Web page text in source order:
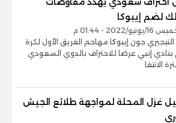
لضم إيبوكا
يونيو/2022 - 01:44 م
جون إيبوكا مهاجم الفريق الأول لكرة
بنادي إنبي عرضا للاحتراف بالدوي السعودي
الانتقا
غزل المحلة لمواجهة طلائع الجيش